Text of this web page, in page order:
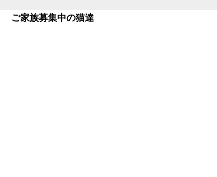
ご家族募集中の猫達